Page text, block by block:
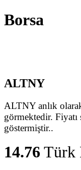
Borsa
ALTNY
ALTNY anlık
görmektedir.
göstermiştir..
14.76 Türk